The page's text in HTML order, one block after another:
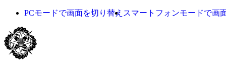
PCモードで画面を切り替え スマートフォンモードで画